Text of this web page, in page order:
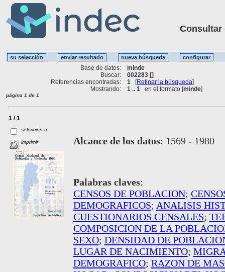
Consultar
Base de datos:
minde
Buscar:
002283 []
Referencias encontradas:
1 [Refinar la búsqueda]
Mostrando:
1 .. 1 en el formato [minde]
página 1 de 1
1 / 1
seleccionar
imprimir Alcance de los datos: 1569 - 1980
Palabras claves:
CENSOS DE POBLACION;
DEMOGRAFICOS; ANALISIS
CUESTIONARIOS CENSALES;
COMPOSICION DE LA
SEXO; DENSIDAD DE
LUGAR DE NACIMIENTO;
DEMOGRAFICO; RAZON DE